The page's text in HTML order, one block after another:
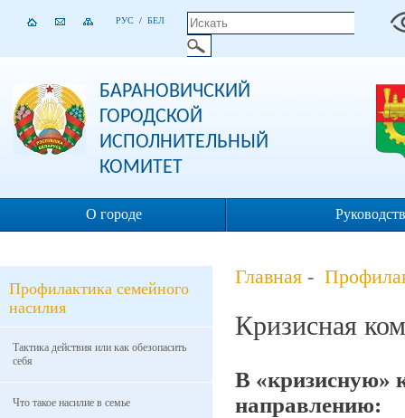
РУС / БЕЛ
БАРАНОВИЧСКИЙ
ГОРОДСКОЙ
ИСПОЛНИТЕЛЬНЫЙ
КОМИТЕТ
О городе
Профилактика семейного
насилия
Тактика действия или как обезопасить
себя
Что такое насилие в семье
Главная -
Кризисная
В «кризисную»
направлению: